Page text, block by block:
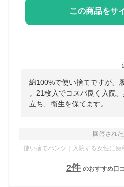
この商品をサ
綿100%で使い捨てですが、
。21枚入でコスパ良く入院
立ち、衛生を保てます。
回答され
使い捨てパンツ｜入院する女性に便
2件 のおすすめ口